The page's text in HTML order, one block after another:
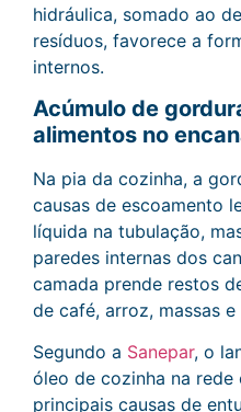
hidráulica, somado ao
resíduos, favorece a
internos.
Acúmulo de
alimentos no
Na pia da cozinha, a
causas de escoamento
líquida na tubulação,
paredes internas dos
camada prende restos
de café, arroz, massas
Segundo a Sanepar, o
óleo de cozinha na
principais causas de